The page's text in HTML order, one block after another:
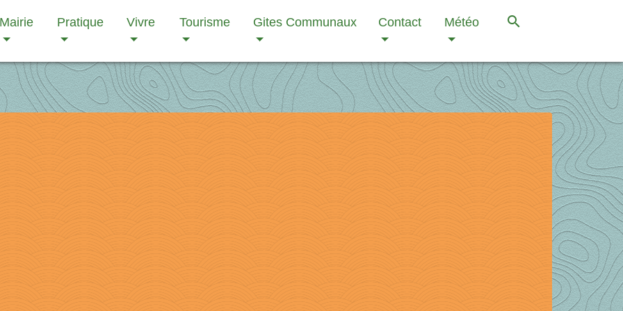
Mairie Pratique Vivre Tourisme Gites Communaux Contact Météo search